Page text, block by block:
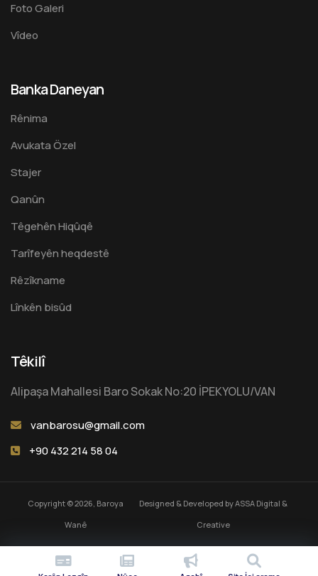
Foto Galeri
Vîdeo
Banka Daneyan
Rênima
Avukata Özel
Stajer
Qanûn
Têgehên Hiqûqê
Tarîfeyên heqdestê
Rêzîkname
Lînkên bisûd
Têkilî
Alipaşa Mahallesi Baro Sokak No:20 İPEKYOLU/VAN
vanbarosu@gmail.com
+90 432 214 58 04
Copyright © 2026, Baroya
Wanê
Designed & Developed byASSA Digital &
Creative